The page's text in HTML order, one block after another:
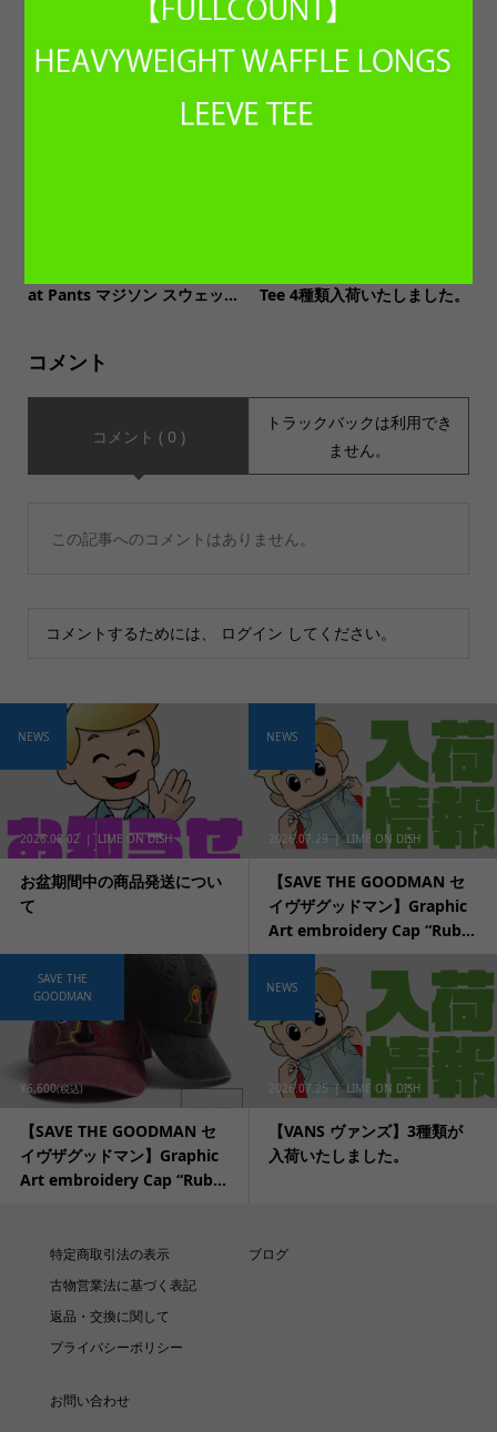
【CULTURES カルチャーズ】
グ 半袖Tシャツ
【ORDINARY FITS オーディ
NTAGE FATIGUE PANTS ヴ...
at Pants マジソン スウェッ...
Tee 4種類入荷いたしました。
コメント
コメント ( 0 )
トラックバックは利用でき
ません。
この記事へのコメントはありません。
コメントするためには、 ログイン してください。
2026.08.02 LIME ON DISH
お盆期間中の商品発送につい
て
NEWS
2026.07.29 LIME ON DISH
【SAVE THE GOODMAN セ
イヴザグッドマン】Graphic
Art embroidery Cap “Rub...
NEWS
¥6,600(税込)
【SAVE THE GOODMAN セ
イヴザグッドマン】Graphic
Art embroidery Cap “Rub...
SAVE THE
GOODMAN
2026.07.25 LIME ON DISH
【VANS ヴァンズ】3種類が
入荷いたしました。
NEWS
特定商取引法の表示
古物営業法に基づく表記
返品・交換に関して
プライバシーポリシー
ブログ
お問い合わせ